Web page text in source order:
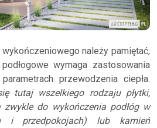
należy pamiętać,
wymaga zastosowania
przewodzenia ciepła.
tutaj wszelkiego rodzaju płytki,
do wykończenia podłóg w
i przedpokojach) lub kamień